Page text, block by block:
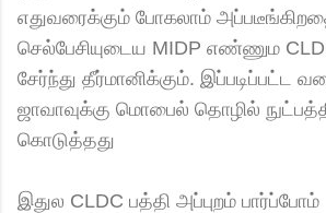
எதுவரைக்கும் போகலாம்
செல்பேசியுடைய MIDP எண்ணும
சேர்ந்து தீர்மானிக்கும். இப்படிப்பட்ட
ஜாவாவுக்கு மொபைல் தொழில்
கொடுத்தது
இதுல CLDC பத்தி அப்புறம் பார்ப்போம்